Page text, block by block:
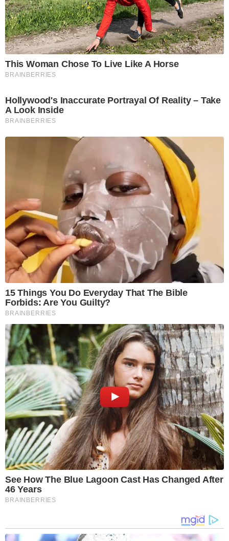
This Woman Chose To Live Like A Horse
BRAINBERRIES
Hollywood's Inaccurate Portrayal Of Reality – Take
A Look Inside
BRAINBERRIES
15 Things You Do Everyday That The Bible
Forbids: Are You Guilty?
BRAINBERRIES
See How The Blue Lagoon Cast Has Changed After
46 Years
BRAINBERRIES